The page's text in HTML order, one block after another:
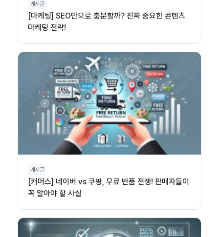
게시글
[마케팅] SEO만으로 충분할까? 진짜 중요한 콘텐츠
마케팅 전략!
게시글
[커머스] 네이버 vs 쿠팡, 무료 반품 전쟁! 판매자들이
꼭 알아야 할 사실